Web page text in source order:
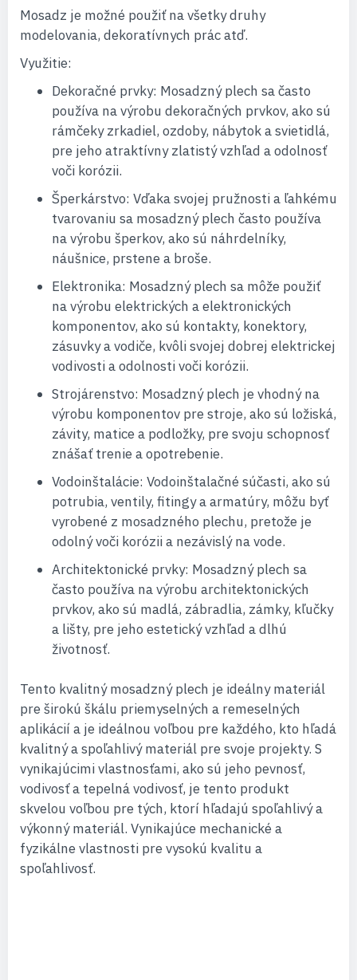
Mosadz je možné použiť na všetky druhy
modelovania, dekoratívnych prác atď.
Využitie:
Dekoračné prvky: Mosadzný plech sa často
používa na výrobu dekoračných prvkov, ako sú
rámčeky zrkadiel, ozdoby, nábytok a svietidlá,
pre jeho atraktívny zlatistý vzhľad a odolnosť
voči korózii.
Šperkárstvo: Vďaka svojej pružnosti a ľahkému
tvarovaniu sa mosadzný plech často používa
na výrobu šperkov, ako sú náhrdelníky,
náušnice, prstene a broše.
Elektronika: Mosadzný plech sa môže použiť
na výrobu elektrických a elektronických
komponentov, ako sú kontakty, konektory,
zásuvky a vodiče, kvôli svojej dobrej elektrickej
vodivosti a odolnosti voči korózii.
Strojárenstvo: Mosadzný plech je vhodný na
výrobu komponentov pre stroje, ako sú ložiská,
závity, matice a podložky, pre svoju schopnosť
znášať trenie a opotrebenie.
Vodoinštalácie: Vodoinštalačné súčasti, ako sú
potrubia, ventily, fitingy a armatúry, môžu byť
vyrobené z mosadzného plechu, pretože je
odolný voči korózii a nezávislý na vode.
Architektonické prvky: Mosadzný plech sa
často používa na výrobu architektonických
prvkov, ako sú madlá, zábradlia, zámky, kľučky
a lišty, pre jeho estetický vzhľad a dlhú
životnosť.
Tento kvalitný mosadzný plech je ideálny materiál
pre širokú škálu priemyselných a remeselných
aplikácií a je ideálnou voľbou pre každého, kto hľadá
kvalitný a spoľahlivý materiál pre svoje projekty. S
vynikajúcimi vlastnosťami, ako sú jeho pevnosť,
vodivosť a tepelná vodivosť, je tento produkt
skvelou voľbou pre tých, ktorí hľadajú spoľahlivý a
výkonný materiál. Vynikajúce mechanické a
fyzikálne vlastnosti pre vysokú kvalitu a
spoľahlivosť.